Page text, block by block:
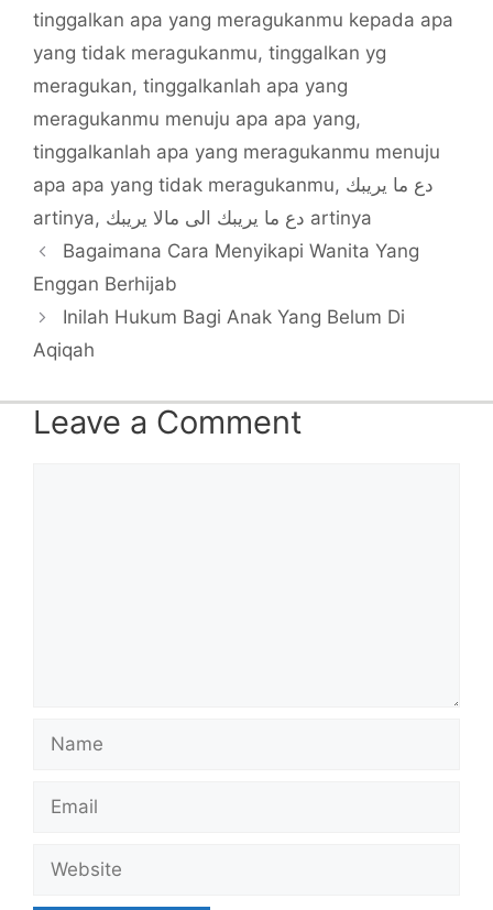
tinggalkan apa yang meragukanmu kepada apa
yang tidak meragukanmu, tinggalkan yg
meragukan, tinggalkanlah apa yang
meragukanmu menuju apa apa yang,
tinggalkanlah apa yang meragukanmu menuju
apa apa yang tidak meragukanmu, دع ما يريبك
artinya,
دع ما يريبك الى مالا يريبك artinya
Bagaimana Cara Menyikapi Wanita Yang
Enggan Berhijab
Inilah Hukum Bagi Anak Yang Belum Di
Aqiqah
Leave a Comment
Name
Email
Website